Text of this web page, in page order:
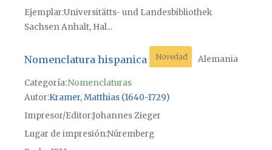
Ejemplar Universitätts- und Landesbibliothek
Sachsen Anhalt, Hal...
Nomenclatura hispanica Novedad Alemania
Categoría:Nomenclaturas
Autor Kramer, Matthias (1640-1729)
Impresor/EditorJohannes Zieger
Lugar de impresiónNúremberg